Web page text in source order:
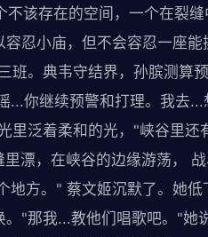
该存在的空间，一个在裂
忍小庙，但不会容忍一座
班。典韦守结界，孙膑测算
...你继续预警和打理。我去
里泛着柔和的光，"峡谷里还
漂，在峡谷的边缘游荡，
地方。" 蔡文姬沉默了。她
"那我...教他们唱歌吧。"她